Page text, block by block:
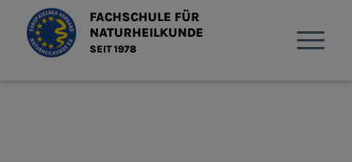
FACHSCHULE FÜR
NATURHEILKUNDE
SEIT 1978